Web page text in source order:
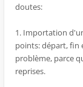
doutes:
1. Importation
points: départ, fin
problème, parce
reprises.